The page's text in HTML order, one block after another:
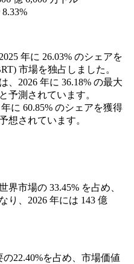
年に 26.03% のシェアを
市場を独占しました。
、2026 年に 36.18% の最大
予測されています。
に 60.85% のシェアを獲得
想されています。
界市場の 33.45% を占め、
り、2026 年には 143 億
22.40%を占め、市場価値